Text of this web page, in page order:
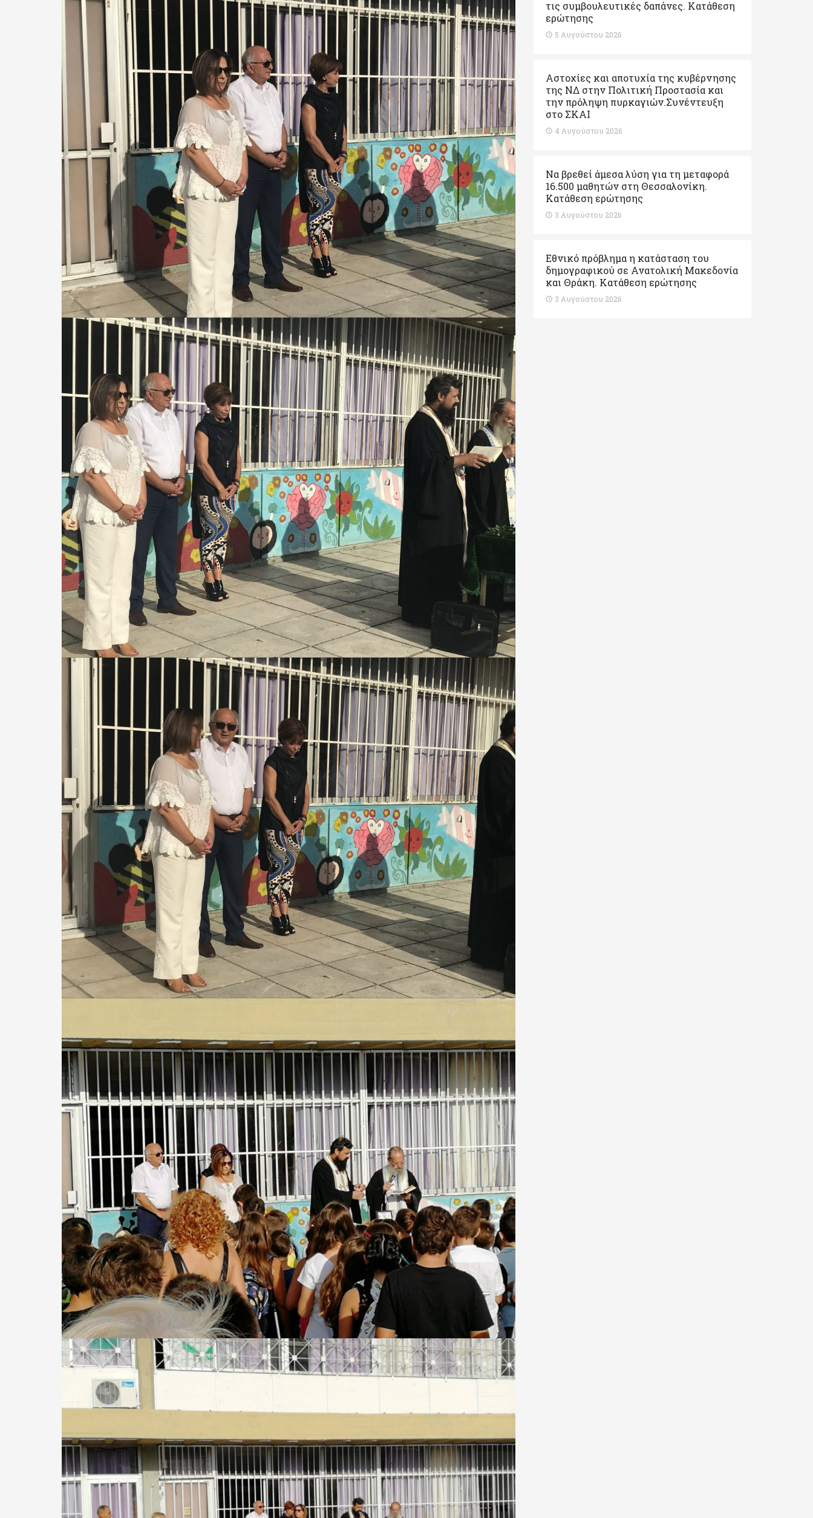
τις συμβουλευτικές δαπάνες. Κατάθεση
ερώτησης
5 Αυγούστου 2026
Αστοχίες και αποτυχία της κυβέρνησης
της ΝΔ στην Πολιτική Προστασία και
την πρόληψη πυρκαγιών.Συνέντευξη
στο ΣΚΑΙ
4 Αυγούστου 2026
Να βρεθεί άμεσα λύση για τη μεταφορά
16.500 μαθητών στη Θεσσαλονίκη.
Κατάθεση ερώτησης
3 Αυγούστου 2026
Εθνικό πρόβλημα η κατάσταση του
δημογραφικού σε Ανατολική Μακεδονία
και Θράκη. Κατάθεση ερώτησης
3 Αυγούστου 2026